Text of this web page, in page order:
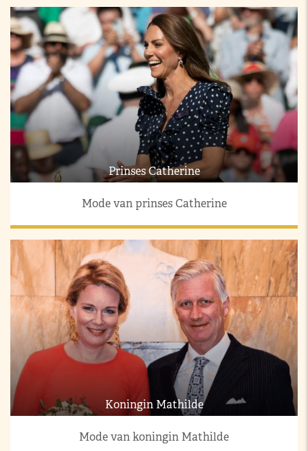
Prinses Catherine
Mode van prinses Catherine
Koningin Mathilde
Mode van koningin Mathilde